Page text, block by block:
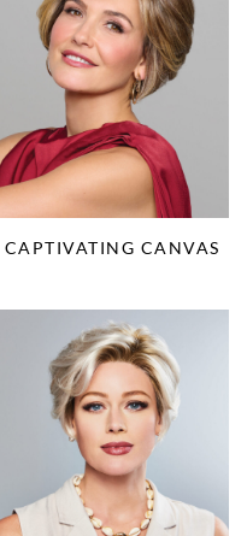
CAPTIVATING CANVAS